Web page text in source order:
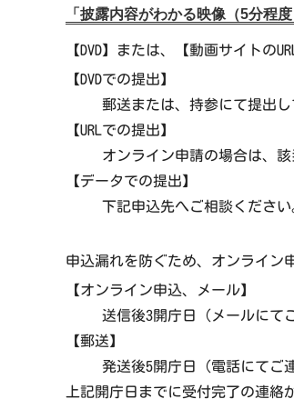
「披露内容がわかる映像（5分程
【DVD】または、【動画サイトの
【DVDでの提出】
郵送または、持参にて提出
【URLでの提出】
オンライン申請の場合は、
【データでの提出】
下記申込先へご相談ください
申込漏れを防ぐため、オンライン
【オンライン申込、メール】
送信後3開庁日（メールにて
【郵送】
発送後5開庁日（電話にてご
上記開庁日までに受付完了の連